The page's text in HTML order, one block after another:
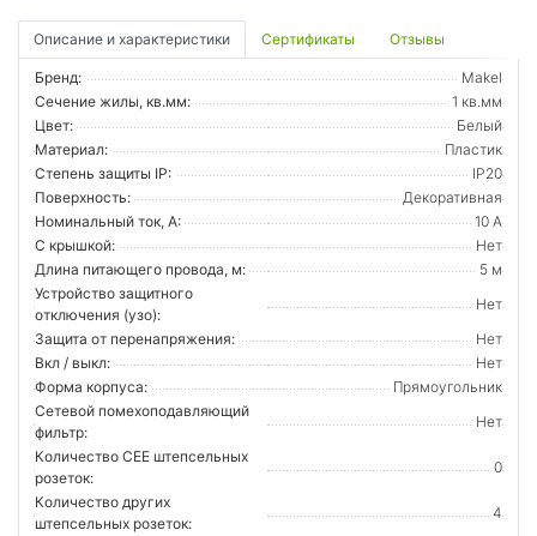
Описание и характеристики Сертификаты Отзывы
Бренд:
Makel
Сечение жилы, кв.мм:
1 кв.мм
Цвет:
Белый
Материал:
Пластик
Степень защиты IP:
IP20
Поверхность:
Декоративная
Номинальный ток, А:
10 А
С крышкой:
Нет
Длина питающего провода, м:
5 м
Устройство защитного
отключения (узо):
Нет
Защита от перенапряжения:
Нет
Вкл / выкл:
Нет
Форма корпуса:
Прямоугольник
Сетевой помехоподавляющий
фильтр:
Нет
Количество CEE штепсельных
розеток:
0
Количество других
штепсельных розеток:
4